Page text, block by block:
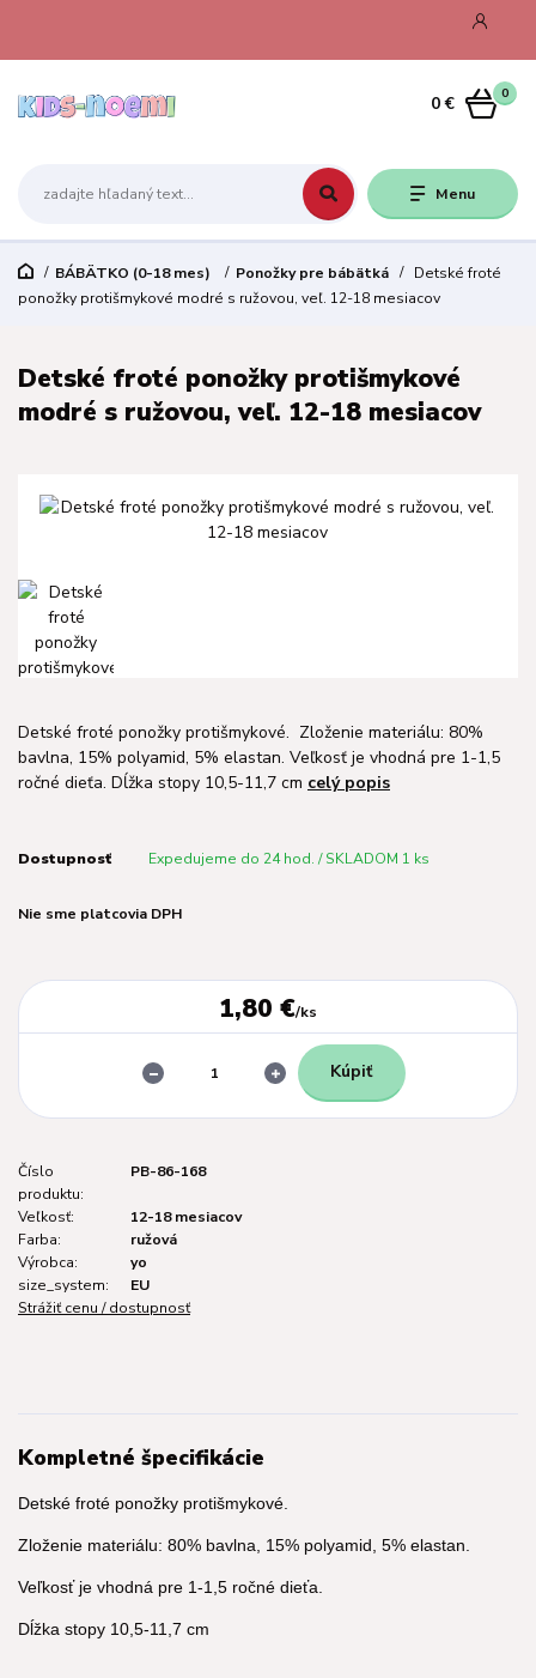
Menu
0
0 €
BÁBÄTKO (0-18 mes) Ponožky pre bábätká
Detské froté
ponožky protišmykové modré s ružovou, veľ. 12-18 mesiacov
Detské froté ponožky protišmykové
modré s ružovou, veľ. 12-18 mesiacov
Detské froté ponožky protišmykové. Zloženie materiálu: 80%
bavlna, 15% polyamid, 5% elastan. Veľkosť je vhodná pre 1-1,5
ročné dieťa. Dĺžka stopy 10,5-11,7 cm celý popis
Dostupnosť Expedujeme do 24 hod. / SKLADOM 1 ks
Nie sme platcovia DPH
1,80 €/ks
Kúpiť
Číslo
produktu:
PB-86-168
Veľkosť:
12-18 mesiacov
Farba:
ružová
Výrobca:
yo
size_system:
EU
Strážiť cenu / dostupnosť
Kompletné špecifikácie
Detské froté ponožky protišmykové.
Zloženie materiálu: 80% bavlna, 15% polyamid, 5% elastan.
Veľkosť je vhodná pre 1-1,5 ročné dieťa.
Dĺžka stopy 10,5-11,7 cm